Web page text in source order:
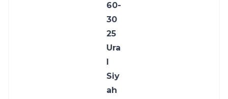
60-
30
25
Ura
Siy
ah